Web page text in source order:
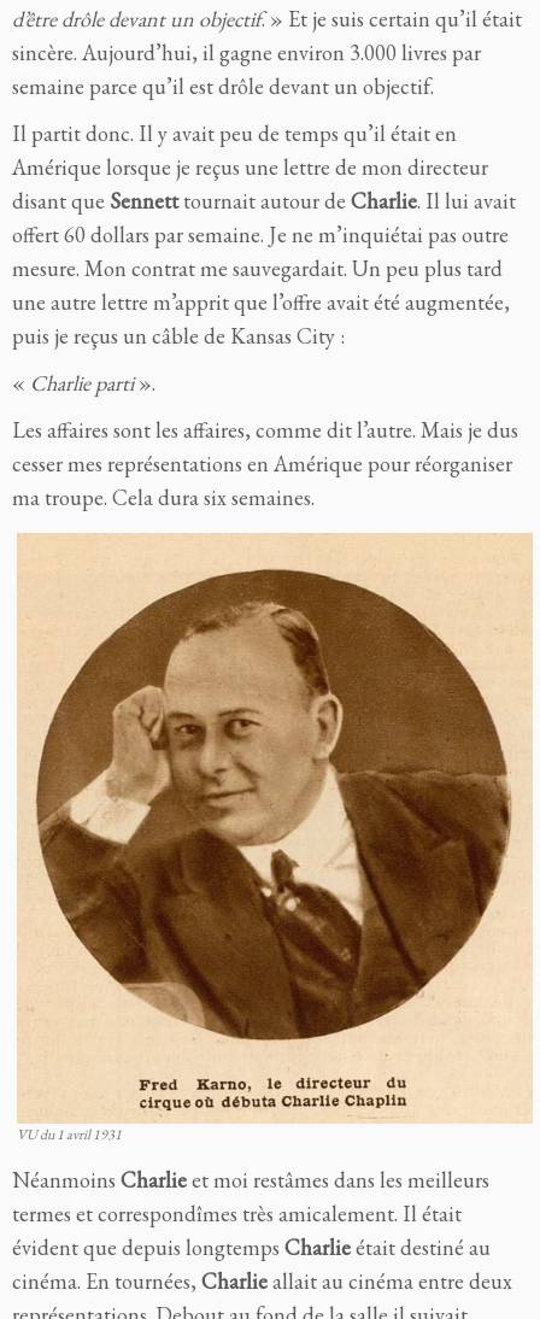
d’être drôle devant un objectif. » Et je suis certain qu’il était
sincère. Aujourd’hui, il gagne environ 3.000 livres par
semaine parce qu’il est drôle devant un objectif.
Il partit donc. Il y avait peu de temps qu’il était en
Amérique lorsque je reçus une lettre de mon directeur
disant que Sennetttournait autour de Charlie. Il lui avait
offert 60 dollars par semaine. Je ne m’inquiétai pas outre
mesure. Mon contrat me sauvegardait. Un peu plus tard
une autre lettre m’apprit que l’offre avait été augmentée,
puis je reçus un câble de Kansas City :
« Charlie parti».
Les affaires sont les affaires, comme dit l’autre. Mais je dus
cesser mes représentations en Amérique pour réorganiser
ma troupe. Cela dura six semaines.
VU du 1 avril 1931
Néanmoins Charlieet moi restâmes dans les meilleurs
termes et correspondîmes très amicalement. Il était
évident que depuis longtemps Charlieétait destiné au
cinéma. En tournées, Charlieallait au cinéma entre deux